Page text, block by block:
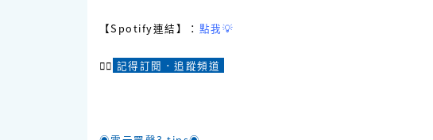
【Spotify連結】： 點我💡
☝🏻 記得訂閱．追蹤頻道